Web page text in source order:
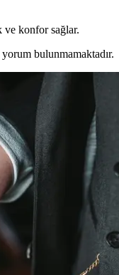
ve konfor sağlar.
bulunmamaktadır.